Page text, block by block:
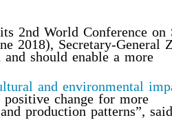
) held its 2nd World
27 June 2018), Secretary-
can and should enable a
cultural and
of positive change for
and production